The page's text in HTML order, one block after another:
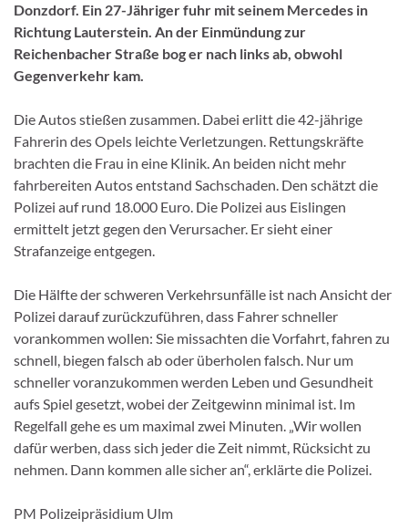
Donzdorf. Ein 27-Jähriger fuhr mit seinem Mercedes in
Richtung Lauterstein. An der Einmündung zur
Reichenbacher Straße bog er nach links ab, obwohl
Gegenverkehr kam.
Die Autos stießen zusammen. Dabei erlitt die 42-jährige
Fahrerin des Opels leichte Verletzungen. Rettungskräfte
brachten die Frau in eine Klinik. An beiden nicht mehr
fahrbereiten Autos entstand Sachschaden. Den schätzt die
Polizei auf rund 18.000 Euro. Die Polizei aus Eislingen
ermittelt jetzt gegen den Verursacher. Er sieht einer
Strafanzeige entgegen.
Die Hälfte der schweren Verkehrsunfälle ist nach Ansicht der
Polizei darauf zurückzuführen, dass Fahrer schneller
vorankommen wollen: Sie missachten die Vorfahrt, fahren zu
schnell, biegen falsch ab oder überholen falsch. Nur um
schneller voranzukommen werden Leben und Gesundheit
aufs Spiel gesetzt, wobei der Zeitgewinn minimal ist. Im
Regelfall gehe es um maximal zwei Minuten. „Wir wollen
dafür werben, dass sich jeder die Zeit nimmt, Rücksicht zu
nehmen. Dann kommen alle sicher an“, erklärte die Polizei.
PM Polizeipräsidium Ulm